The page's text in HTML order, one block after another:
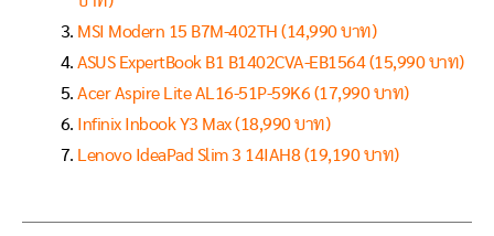
MSI Modern 15 B7M-402TH (14,990 บาท)
ASUS ExpertBook B1 B1402CVA-EB1564 (15,990 บาท)
Acer Aspire Lite AL16-51P-59K6 (17,990 บาท)
Infinix Inbook Y3 Max (18,990 บาท)
Lenovo IdeaPad Slim 3 14IAH8 (19,190 บาท)